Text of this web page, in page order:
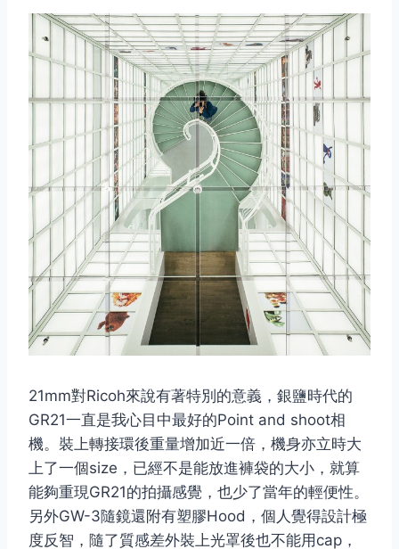
21mm對Ricoh來說有著特別的意義，銀鹽時代的
GR21一直是我心目中最好的Point and shoot相
機。裝上轉接環後重量增加近一倍，機身亦立時大
上了一個size，已經不是能放進褲袋的大小，就算
能夠重現GR21的拍攝感覺，也少了當年的輕便性。
另外GW-3隨鏡還附有塑膠Hood，個人覺得設計極
度反智，隨了質感差外裝上光罩後也不能用cap，